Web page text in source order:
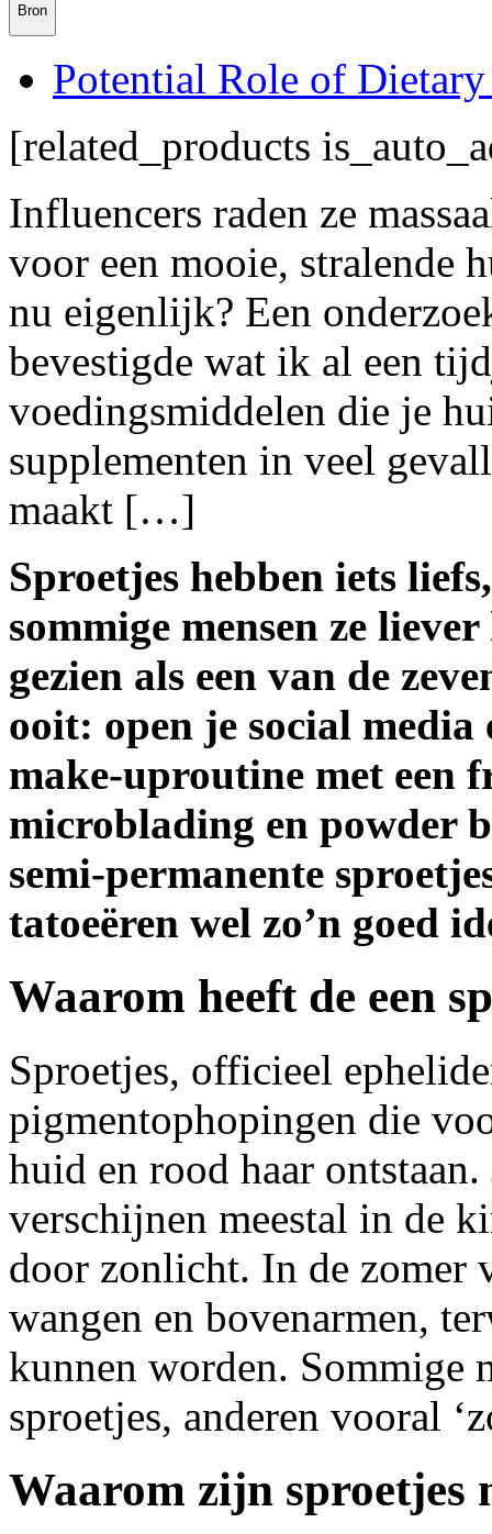
Bron
Potential Role of
[related_products
Influencers raden ze
voor een mooie, stralende
nu eigenlijk? Een
bevestigde wat ik al een
voedingsmiddelen die je
supplementen in veel
maakt […]
Sproetjes hebben iets
sommige mensen ze
gezien als een van de
ooit: open je social media
make-uproutine met een
microblading en powder
semi-permanente
tatoeëren wel zo’n goed
Waarom heeft de een
Sproetjes, officieel
pigmentophopingen die
huid en rood haar
verschijnen meestal in de
door zonlicht. In de zomer
wangen en bovenarmen,
kunnen worden. Sommige
sproetjes, anderen vooral
Waarom zijn sproetjes